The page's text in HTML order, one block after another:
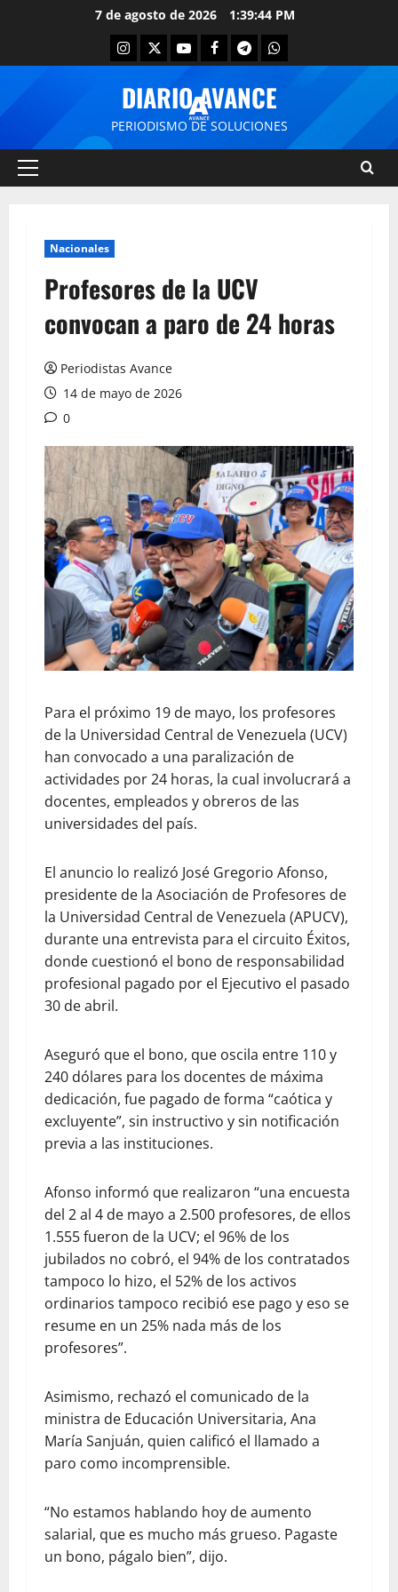
7 de agosto de 2026 1:39:45 PM
DIARIO AVANCE
PERIODISMO DE SOLUCIONES
Nacionales
Profesores de la UCV
convocan a paro de 24 horas
Periodistas Avance
14 de mayo de 2026
0
Para el próximo 19 de mayo, los profesores
de la Universidad Central de Venezuela (UCV)
han convocado a una paralización de
actividades por 24 horas, la cual involucrará a
docentes, empleados y obreros de las
universidades del país.
El anuncio lo realizó José Gregorio Afonso,
presidente de la Asociación de Profesores de
la Universidad Central de Venezuela (APUCV),
durante una entrevista para el circuito Éxitos,
donde cuestionó el bono de responsabilidad
profesional pagado por el Ejecutivo el pasado
30 de abril.
Aseguró que el bono, que oscila entre 110 y
240 dólares para los docentes de máxima
dedicación, fue pagado de forma “caótica y
excluyente”, sin instructivo y sin notificación
previa a las instituciones.
Afonso informó que realizaron “una encuesta
del 2 al 4 de mayo a 2.500 profesores, de ellos
1.555 fueron de la UCV; el 96% de los
jubilados no cobró, el 94% de los contratados
tampoco lo hizo, el 52% de los activos
ordinarios tampoco recibió ese pago y eso se
resume en un 25% nada más de los
profesores”.
Asimismo, rechazó el comunicado de la
ministra de Educación Universitaria, Ana
María Sanjuán, quien calificó el llamado a
paro como incomprensible.
“No estamos hablando hoy de aumento
salarial, que es mucho más grueso. Pagaste
un bono, págalo bien”, dijo.